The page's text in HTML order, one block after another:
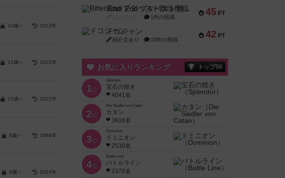
10歳～ 2012年
12歳～ 2022年
12歳～ 2022年
8歳～ 1994年
8歳～ 2016年
45 PT
Bitter End ブタペスト救出作戦
1件の投稿
42 PT
ドコジャン
紹介文あり 10件の投稿
お気に入りランキング トップ50
1位
Splendor
宝石の煌き
4041名
2位
Die Siedler von Catan
カタン
3616名
3位
Dominion
ドミニオン
2530名
4位
Battle Line
バトルライン
2378名